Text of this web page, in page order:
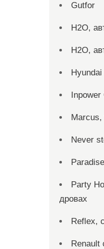
Gutfor
H2O,
H2O,
Inpower
Never
Party
дровах
Reflex,
Renault